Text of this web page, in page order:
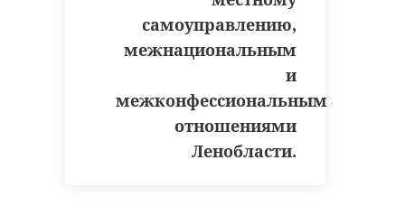
самоуправлению,
межнациональным
и
межконфессиональным
отношениями
Ленобласти.
47channel.
выборы президента россии
Настроение —
праздничное!
житель Старой